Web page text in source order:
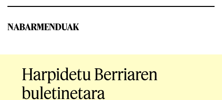
NABARMENDUAK
Harpidetu Berriaren
buletinetara